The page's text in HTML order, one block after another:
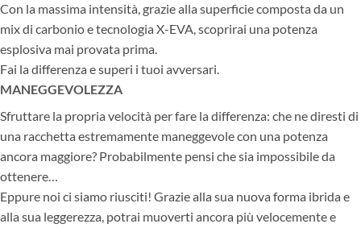
Con la massima intensità, grazie alla superficie composta da un
mix di carbonio e tecnologia X-EVA, scoprirai una potenza
esplosiva mai provata prima.
Fai la differenza e superi i tuoi avversari.
MANEGGEVOLEZZA
Sfruttare la propria velocità per fare la differenza: che ne diresti di
una racchetta estremamente maneggevole con una potenza
ancora maggiore? Probabilmente pensi che sia impossibile da
ottenere…
Eppure noi ci siamo riusciti! Grazie alla sua nuova forma ibrida e
alla sua leggerezza, potrai muoverti ancora più velocemente e